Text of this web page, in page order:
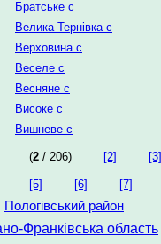
Братське с
Велика Тернівка с
Верховина с
Веселе с
Весняне с
Високе с
Вишневе с
(2 / 206) [2] [3]
[5] [6] [7]
Пологівський район
Франківська область